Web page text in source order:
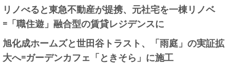
リノべると東急不動産が提携、元社宅を一棟リノベ
=「職住遊」融合型の賃貸レジデンスに
旭化成ホームズと世田谷トラスト、「雨庭」の実証拡
大へ=ガーデンカフェ「ときそら」に施工